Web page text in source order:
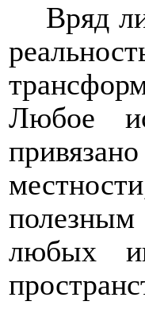
Вряд
Любое
любых